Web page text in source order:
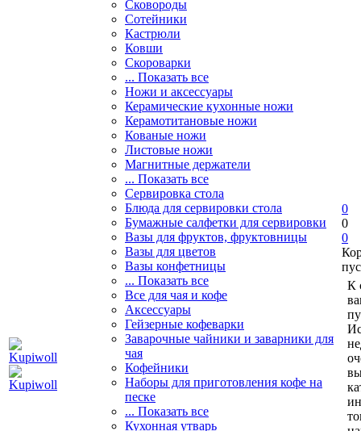
Сковороды
Сотейники
Кастрюли
Ковши
Скороварки
... Показать все
Ножи и аксессуары
Керамические кухонные ножи
Керамотитановые ножи
Кованые ножи
Листовые ножи
Магнитные держатели
... Показать все
Сервировка стола
Блюда для сервировки стола
Бумажные салфетки для сервировки
Вазы для фруктов, фруктовницы
Вазы для цветов
Вазы конфетницы
... Показать все
Все для чая и кофе
Аксессуары
Гейзерные кофеварки
Заварочные чайники и заварники для
чая
Кофейники
Наборы для приготовления кофе на
песке
... Показать все
Кухонная утварь
0
0
0
К